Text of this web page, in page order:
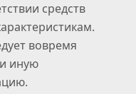
средств
вовремя
иную